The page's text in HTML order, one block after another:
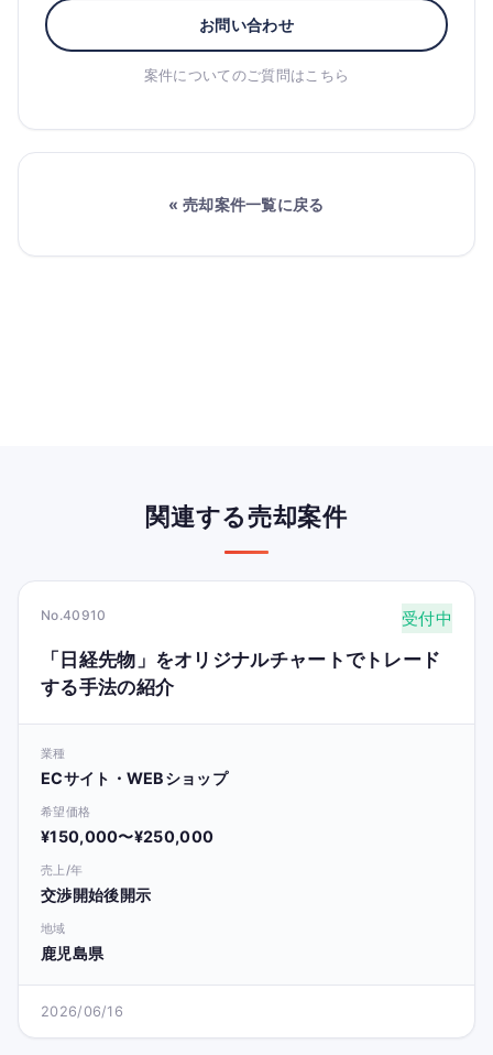
お問い合わせ
案件についてのご質問はこちら
« 売却案件一覧に戻る
関連する売却案件
No.40910 受付中
「日経先物」をオリジナルチャートでトレード
する手法の紹介
業種
ECサイト・WEBショップ
希望価格
¥150,000〜¥250,000
売上/年
交渉開始後開示
地域
鹿児島県
2026/06/16